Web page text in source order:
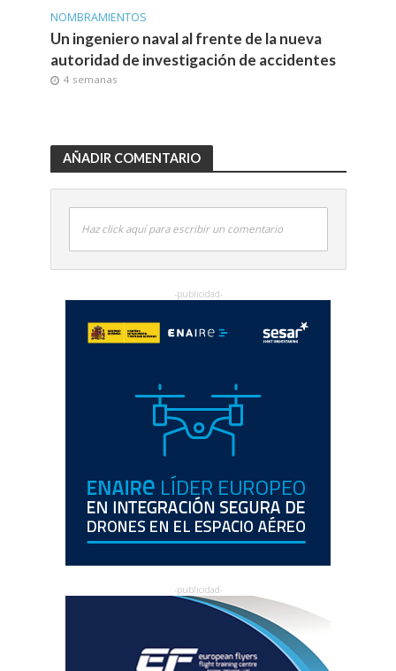
NOMBRAMIENTOS
Un ingeniero naval al frente de la nueva
autoridad de investigación de accidentes
4 semanas
AÑADIR COMENTARIO
Haz click aquí para escribir un comentario